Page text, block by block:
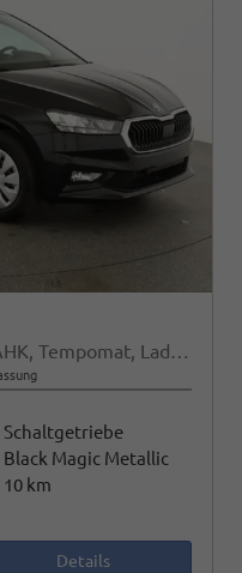
Selection 1.0 TSI Selection, AHK, Tempomat, Ladeboden, Park, Winterpaket, SmartLink, 4-J Garantie
Schaltgetriebe
Black Magic Metallic
10 km
Details